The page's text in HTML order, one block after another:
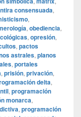
consensuada,
,
, obediencia,
, opresión,
, pactos
astrales, planos
, portales
, prisión, privación,
delta,
, programación
monarca,
, programación